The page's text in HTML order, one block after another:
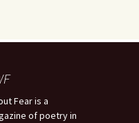
Fear is a
of poetry in